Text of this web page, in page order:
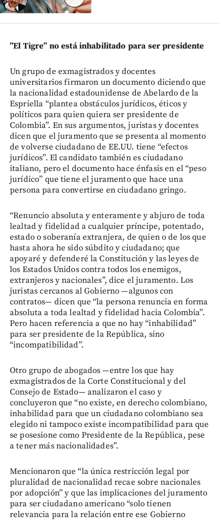
”El Tigre” no está inhabilitado para ser presidente
Un grupo de exmagistrados y docentes
universitarios firmaron un documento diciendo que
la nacionalidad estadounidense de Abelardo de la
Espriella “plantea obstáculos jurídicos, éticos y
políticos para quien quiera ser presidente de
Colombia”. En sus argumentos, juristas y docentes
dicen que el juramento que se presenta al momento
de volverse ciudadano de EE.UU. tiene “efectos
jurídicos”. El candidato también es ciudadano
italiano, pero el documento hace énfasis en el “peso
jurídico” que tiene el juramento que hace una
persona para convertirse en ciudadano gringo.
“Renuncio absoluta y enteramente y abjuro de toda
lealtad y fidelidad a cualquier príncipe, potentado,
estado o soberanía extranjera, de quien o de los que
hasta ahora he sido súbdito y ciudadano; que
apoyaré y defenderé la Constitución y las leyes de
los Estados Unidos contra todos los enemigos,
extranjeros y nacionales”, dice el juramento. Los
juristas cercanos al Gobierno —algunos con
contratos— dicen que “la persona renuncia en forma
absoluta a toda lealtad y fidelidad hacia Colombia”.
Pero hacen referencia a que no hay “inhabilidad”
para ser presidente de la República, sino
“incompatibilidad”.
Otro grupo de abogados —entre los que hay
exmagistrados de la Corte Constitucional y del
Consejo de Estado— analizaron el caso y
concluyeron que “no existe, en derecho colombiano,
inhabilidad para que un ciudadano colombiano sea
elegido ni tampoco existe incompatibilidad para que
se posesione como Presidente de la República, pese
a tener más nacionalidades”.
Mencionaron que “la única restricción legal por
pluralidad de nacionalidad recae sobre nacionales
por adopción” y que las implicaciones del juramento
para ser ciudadano americano “solo tienen
relevancia para la relación entre ese Gobierno